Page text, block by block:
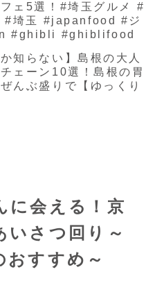
ェ5選！#埼玉グルメ #
#埼玉 #japanfood #ジ
#ghibli #ghiblifood
知らない】島根の大人
ェーン10選！島根の胃
んぶ盛りで【ゆっくり
に会える！京
いさつ回り～
おすすめ～